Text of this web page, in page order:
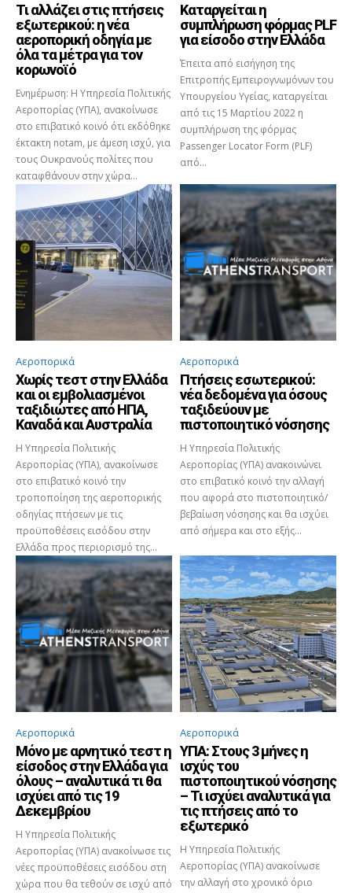
Τι αλλάζει στις πτήσεις
εξωτερικού: η νέα
αεροπορική οδηγία με
όλα τα μέτρα για τον
κορωνοϊό
Ενημέρωση: Η Υπηρεσία Πολιτικής
Αεροπορίας (ΥΠΑ), ανακοίνωσε
στο επιβατικό κοινό ότι εκδόθηκε
έκτακτη notam, με άμεση ισχύ, για
τους Ουκρανούς πολίτες που
καταφθάνουν στην χώρα...
Καταργείται η
συμπλήρωση φόρμας PLF
για είσοδο στην Ελλάδα
Έπειτα από εισήγηση της
Επιτροπής Εμπειρογνωμόνων του
Υπουργείου Υγείας, καταργείται
από τις 15 Μαρτίου 2022 η
συμπλήρωση της φόρμας
Passenger Locator Form (PLF)
από...
Αεροπορικά
Χωρίς τεστ στην Ελλάδα
και οι εμβολιασμένοι
ταξιδιώτες από ΗΠΑ,
Καναδά και Αυστραλία
Η Υπηρεσία Πολιτικής
Αεροπορίας (ΥΠΑ), ανακοίνωσε
στο επιβατικό κοινό την
τροποποίηση της αεροπορικής
οδηγίας πτήσεων με τις
προϋποθέσεις εισόδου στην
Ελλάδα προς περιορισμό της...
Αεροπορικά
Πτήσεις εσωτερικού:
νέα δεδομένα για όσους
ταξιδεύουν με
πιστοποιητικό νόσησης
Η Υπηρεσία Πολιτικής
Αεροπορίας (ΥΠΑ) ανακοινώνει
στο επιβατικό κοινό την αλλαγή
που αφορά στο πιστοποιητικό/
βεβαίωση νόσησης και θα ισχύει
από σήμερα και στο εξής...
Αεροπορικά
Μόνο με αρνητικό τεστ η
είσοδος στην Ελλάδα για
όλους – αναλυτικά τι θα
ισχύει από τις 19
Δεκεμβρίου
Η Υπηρεσία Πολιτικής
Αεροπορίας (ΥΠΑ) ανακοίνωσε τις
νέες προϋποθέσεις εισόδου στη
χώρα που θα τεθούν σε ισχύ από
Αεροπορικά
ΥΠΑ: Στους 3 μήνες η
ισχύς του
πιστοποιητικού νόσησης
– Τι ισχύει αναλυτικά για
τις πτήσεις από το
εξωτερικό
Η Υπηρεσία Πολιτικής
Αεροπορίας (ΥΠΑ) ανακοίνωσε
την αλλαγή στο χρονικό όριο